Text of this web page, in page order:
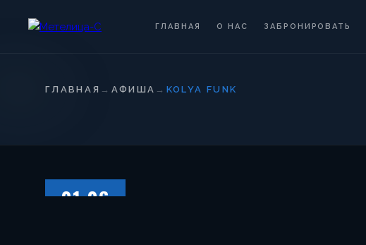
ГЛАВНАЯ О НАС ЗАБРОНИРОВАТЬ
ГЛАВНАЯ → АФИША → KOLYA FUNK
01.06